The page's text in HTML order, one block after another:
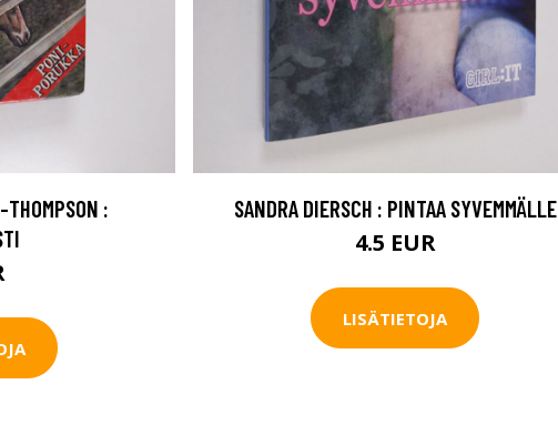
:
SANDRA DIERSCH : PINTAA SYVEMMÄLLE
4.5 EUR
LISÄTIETOJA